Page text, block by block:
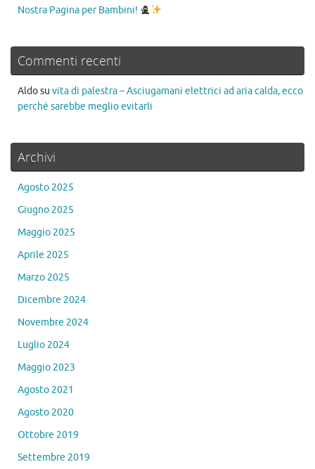
Nostra Pagina per Bambini!
Commenti recenti
Aldosu vita di palestra – Asciugamani elettrici ad aria calda, ecco
perché sarebbe meglio evitarli
Archivi
Agosto 2025
Giugno 2025
Maggio 2025
Aprile 2025
Marzo 2025
Dicembre 2024
Novembre 2024
Luglio 2024
Maggio 2023
Agosto 2021
Agosto 2020
Ottobre 2019
Settembre 2019